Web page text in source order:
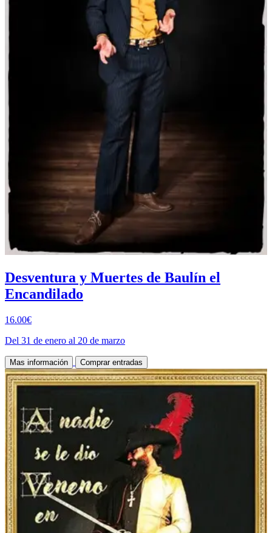
Desventura y Muertes de Baulín el
Encandilado
16.00€
Del 31 de enero al 20 de marzo
Mas información Comprar entradas